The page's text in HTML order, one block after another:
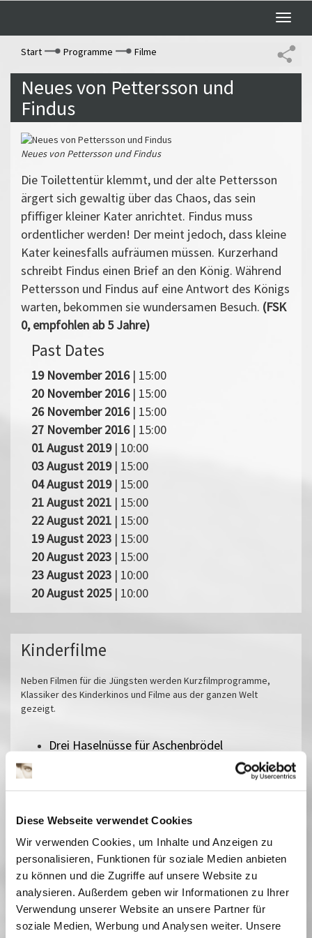
Diese Webseite verwendet Cookies
Wir verwenden Cookies, um Inhalte und Anzeigen zu
personalisieren, Funktionen für soziale Medien anbieten
zu können und die Zugriffe auf unsere Website zu
analysieren. Außerdem geben wir Informationen zu Ihrer
Verwendung unserer Website an unsere Partner für
soziale Medien, Werbung und Analysen weiter. Unsere
Toggle
Start
Programme Filme
Neues von Pettersson und
Findus
Neues von Pettersson und Findus
Die Toilettentür klemmt, und der alte Pettersson
ärgert sich gewaltig über das Chaos, das sein
pfiffiger kleiner Kater anrichtet. Findus muss
ordentlicher werden! Der meint jedoch, dass kleine
Kater keinesfalls aufräumen müssen. Kurzerhand
schreibt Findus einen Brief an den König. Während
Pettersson und Findus auf eine Antwort des Königs
warten, bekommen sie wundersamen Besuch. (FSK
0, empfohlen ab 5 Jahre)
Past Dates
19 November 2016| 15:00
20 November 2016| 15:00
26 November 2016| 15:00
27 November 2016| 15:00
01 August 2019| 10:00
03 August 2019| 15:00
04 August 2019| 15:00
21 August 2021 | 15:00
22 August 2021 | 15:00
19 August 2023 | 15:00
20 August 2023 | 15:00
23 August 2023 | 10:00
20 August 2025| 10:00
Kinderfilme
Neben Filmen für die Jüngsten werden Kurzfilmprogramme,
Klassiker des Kinderkinos und Filme aus der ganzen Welt
gezeigt.
Drei Haselnüsse für Aschenbrödel
Zirkuskind
Alles steht Kopf
Die zwölf Monate
Ein Mädchen namens Willow
Pumuckl und das große Missverständnis
Zoomania 2
Checker Tobi 3 - Die heimliche Herrscherin der